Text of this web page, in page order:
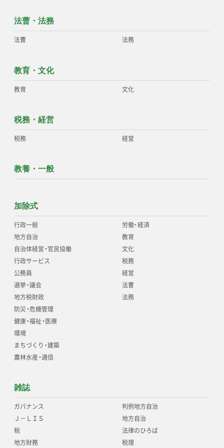
法曹・法務
法曹 法務
教育・文化
教育 文化
税務・経営
税務 経営
教養・一般
加除式
行政一般
地方自治
自治体経営・官民協働
行政サービス
公務員
選挙・議会
地方税財政
防災・危機管理
健康・福祉・医療
環境
まちづくり・建築
農林水産・通信
労働・経済
教育
文化
税務
経営
法曹
法務
雑誌
ガバナンス
Ｊ－ＬＩＳ
税
地方財務
判例地方自治
地方自治
法律のひろば
税理